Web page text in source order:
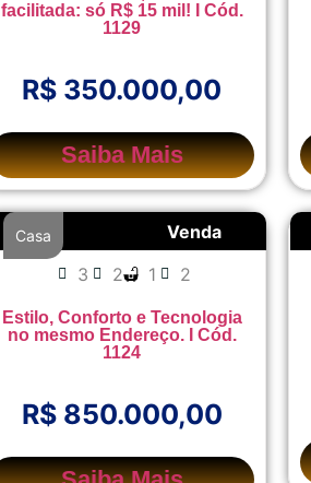
facilitada: só R$ 15 mil! I Cód.
1129
R$ 350.000,00
Saiba Mais
Venda
Casa
3 2 1 2
Estilo, Conforto e Tecnologia
no mesmo Endereço. I Cód.
1124
R$ 850.000,00